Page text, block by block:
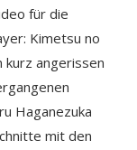
für die
Kimetsu no
kurz angerissen
Haganezuka
mit den